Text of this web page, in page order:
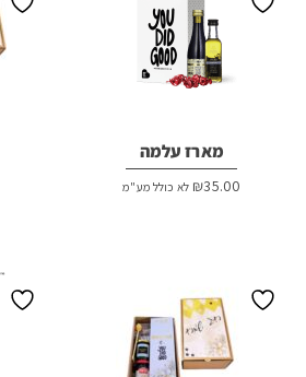
מארז עלמה
₪35.00 לא כולל מע"מ